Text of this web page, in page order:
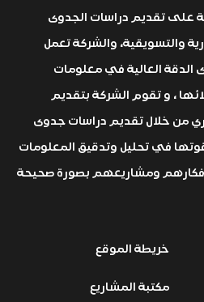
تقديم دراسات الجدوى
والتسويقية، والشركة تعمل
الدقة العالية في معلومات
، و تقوم الشركة بتقديم
من خلال تقديم دراسات جدوى
في تحليل وتدقيق المعلومات
أفكارهم ومشاريعهم بصورة صحيحة
خريطة الموقع
مكتبة المشاريع